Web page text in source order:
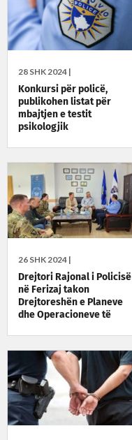
28 SHK 2024 |
Konkursi për policë,
publikohen listat për
mbajtjen e testit
psikologjik
26 SHK 2024 |
Drejtori Rajonal i Policisë
në Ferizaj takon
Drejtoreshën e Planeve
dhe Operacioneve të